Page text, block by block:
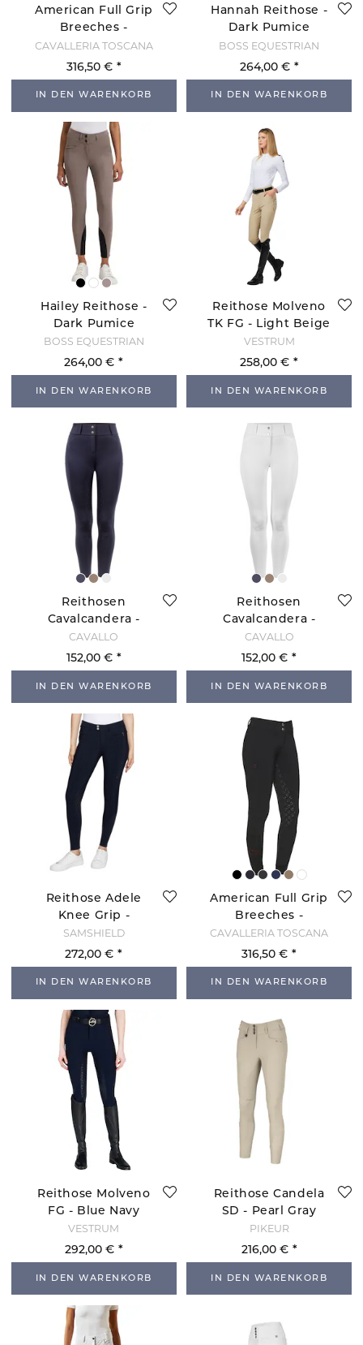
American Full Grip
Breeches -
Charcoal
CAVALLERIA TOSCANA
316,50 €
IN DEN WARENKORB
Hannah Reithose -
Dark Pumice
BOSS EQUESTRIAN
264,00 €
IN DEN WARENKORB
Hailey Reithose -
Dark Pumice
BOSS EQUESTRIAN
264,00 €
IN DEN WARENKORB
Reithose Molveno
TK FG - Light Beige
VESTRUM
258,00 €
IN DEN WARENKORB
Reithosen
Cavalcandera -
Darkblue
CAVALLO
152,00 €
IN DEN WARENKORB
Reithosen
Cavalcandera -
Weiß
CAVALLO
152,00 €
IN DEN WARENKORB
Reithose Adele
Knee Grip -
Marineblau
SAMSHIELD
272,00 €
IN DEN WARENKORB
American Full Grip
Breeches -
Schwarz
CAVALLERIA TOSCANA
316,50 €
IN DEN WARENKORB
Reithose Molveno
FG - Blue Navy
VESTRUM
292,00 €
IN DEN WARENKORB
Reithose Candela
SD - Pearl Gray
PIKEUR
216,00 €
IN DEN WARENKORB